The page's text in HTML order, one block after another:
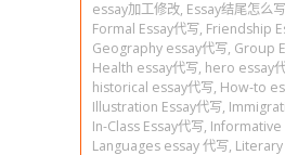
essay加工修改, Essay结尾怎么写
Formal Essay代写, Friendship
Geography essay代写, Group
Health essay代写, hero essay
historical essay代写, How-to
Illustration Essay代写,
In-Class Essay代写, Informative
Languages essay 代写, Literary